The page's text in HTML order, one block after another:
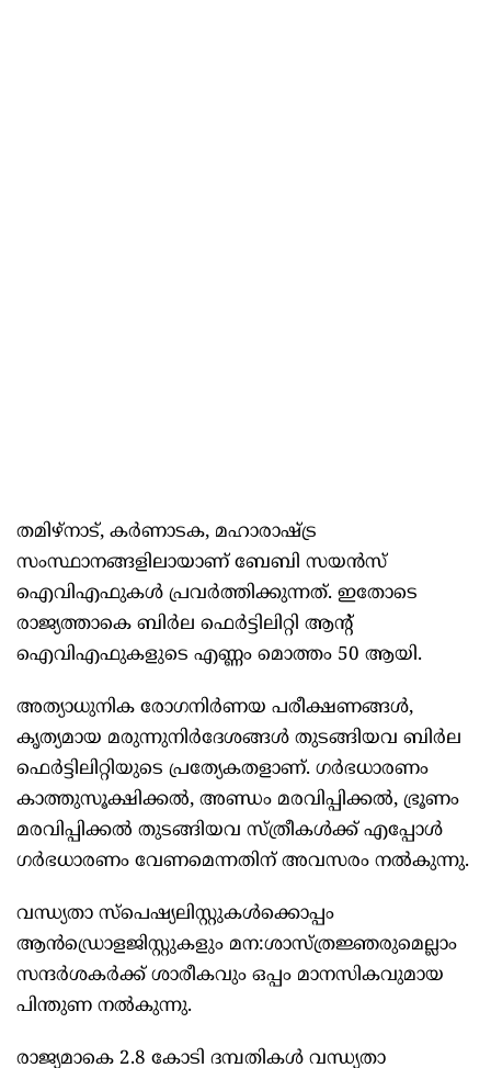
തമിഴ്നാട്, കര്‍ണാടക, മഹാരാഷ്ട്ര
സംസ്ഥാനങ്ങളിലായാണ് ബേബി സയന്‍സ്
ഐവിഎഫുകള്‍ പ്രവര്‍ത്തിക്കുന്നത്. ഇതോടെ
രാജ്യത്താകെ ബിര്‍ല ഫെര്‍ട്ടിലിറ്റി ആന്റ്
ഐവിഎഫുകളുടെ എണ്ണം മൊത്തം 50 ആയി.
അത്യാധുനിക രോഗനിര്‍ണയ പരീക്ഷണങ്ങള്‍,
കൃത്യമായ മരുന്നുനിര്‍ദേശങ്ങള്‍ തുടങ്ങിയവ ബിര്‍ല
ഫെര്‍ട്ടിലിറ്റിയുടെ പ്രത്യേകതളാണ്. ഗര്‍ഭധാരണം
കാത്തുസൂക്ഷിക്കല്‍, അണ്ഡം മരവിപ്പിക്കല്‍, ഭ്രൂണം
മരവിപ്പിക്കല്‍ തുടങ്ങിയവ സ്ത്രീകള്‍ക്ക് എപ്പോള്‍
ഗര്‍ഭധാരണം വേണമെന്നതിന് അവസരം നല്‍കുന്നു.
വന്ധ്യതാ സ്പെഷ്യലിസ്റ്റുകള്‍ക്കൊപ്പം
ആന്‍ഡ്രൊളജിസ്റ്റുകളും മന:ശാസ്ത്രജ്ഞരുമെല്ലാം
സന്ദര്‍ശകര്‍ക്ക് ശാരീകവും ഒപ്പം മാനസികവുമായ
പിന്തുണ നല്‍കുന്നു.
രാജ്യമാകെ 2.8 കോടി ദമ്പതികള്‍ വന്ധ്യതാ